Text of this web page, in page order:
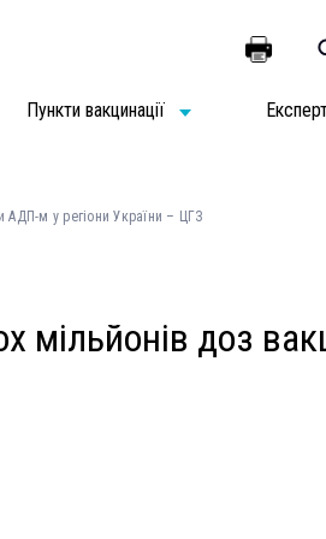
Пункти вакцинації
АДП-м у регіони України – ЦГЗ
мільйонів доз